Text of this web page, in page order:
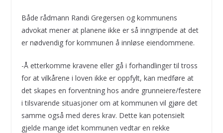
Både rådmann Randi Gregersen og kommunens
advokat mener at planene ikke er så inngripende at det
er nødvendig for kommunen å innløse eiendommene.
-Å etterkomme kravene eller gå i forhandlinger til tross
for at vilkårene i loven ikke er oppfylt, kan medføre at
det skapes en forventning hos andre grunneiere/festere
i tilsvarende situasjoner om at kommunen vil gjøre det
samme også med deres krav. Dette kan potensielt
gjelde mange idet kommunen vedtar en rekke